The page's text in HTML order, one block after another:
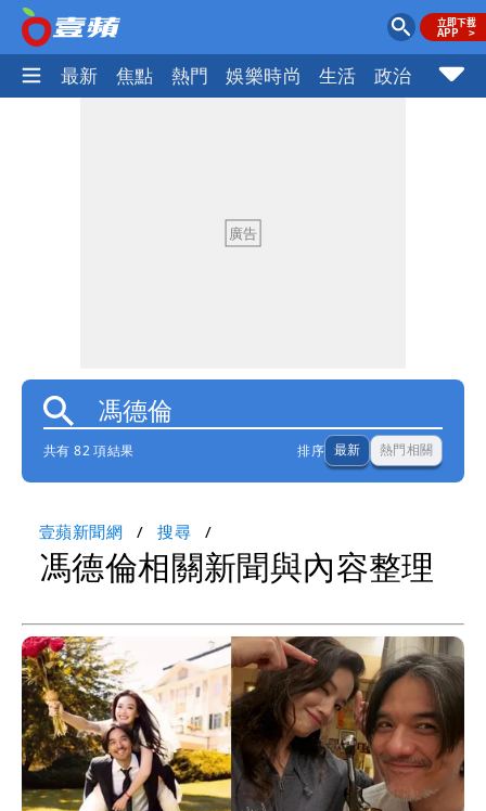
最新 焦點 熱門 娛樂時尚 生活 政治 社會
共有 82 項結果 排序 最新 熱門相關
壹蘋新聞網 搜尋
馮德倫相關新聞與內容整理